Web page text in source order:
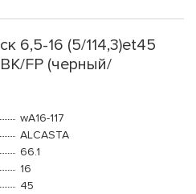
6,5-16 (5/114,3)et45
FP (черный/
wA16-117
ALCASTA
66.1
16
45